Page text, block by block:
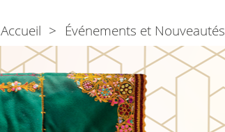
Breadcrumb
Accueil Événements et Nouveautés